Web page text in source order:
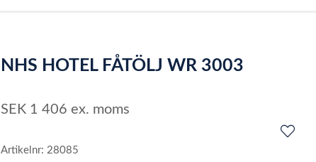
NHS HOTEL FÅTÖLJ WR 3003
SEK 1 406 ex. moms
Artikelnr: 28085